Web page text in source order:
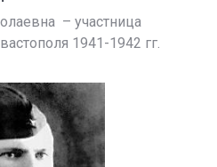
– участница
1941-1942 гг.